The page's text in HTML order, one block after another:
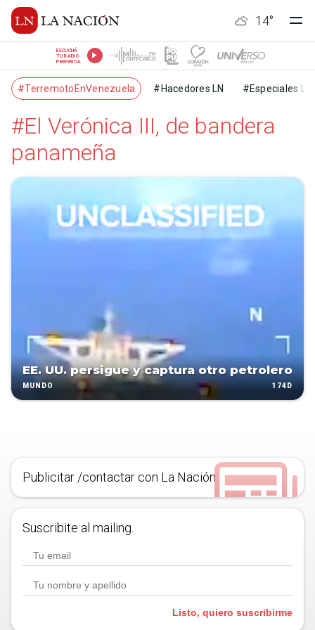
14°
ESCUCHÁ
TU RADIO
PREFERIDA
#TerremotoEnVenezuela #Hacedores LN #Especiales LN
#El Verónica III, de bandera
panameña
EE. UU. persigue y captura otro petrolero
MUNDO 174D
Publicitar /contactar con La Nación
Suscribite al mailing.
Listo, quiero suscribirme